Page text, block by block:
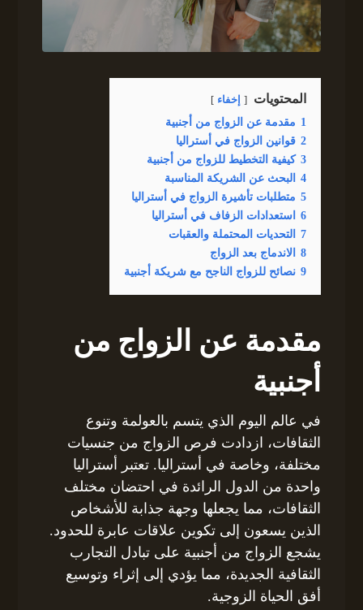
المحتويات إخفاء
1 مقدمة عن الزواج من أجنبية
2 قوانين الزواج في أستراليا
3 كيفية التخطيط للزواج من أجنبية
4
البحث عن الشريكة المناسبة
5 متطلبات تأشيرة الزواج في أستراليا
6
استعدادات الزفاف في أستراليا
7
التحديات المحتملة والعقبات
8
الاندماج بعد الزواج
9 نصائح للزواج الناجح مع شريكة أجنبية
مقدمة عن الزواج من
أجنبية
في عالم اليوم الذي يتسم بالعولمة وتنوع
الثقافات، ازدادت فرص الزواج من جنسيات
مختلفة، وخاصة في أستراليا. تعتبر أستراليا
واحدة من الدول الرائدة في احتضان مختلف
الثقافات، مما يجعلها وجهة جذابة للأشخاص
الذين يسعون إلى تكوين علاقات عابرة للحدود.
يشجع الزواج من أجنبية على تبادل التجارب
الثقافية الجديدة، مما يؤدي إلى إثراء وتوسيع
أفق الحياة الزوجية.